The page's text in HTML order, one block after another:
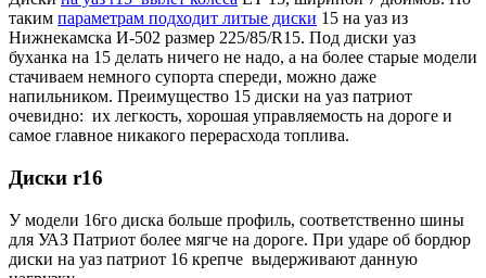
таким параметрам подходит литые диски 15 на уаз из
Нижнекамска И-502 размер 225/85/R15. Под диски уаз
буханка на 15 делать ничего не надо, а на более старые модели
стачиваем немного супорта спереди, можно даже
напильником. Преимущество 15 диски на уаз патриот
очевидно: их легкость, хорошая управляемость на дороге и
самое главное никакого перерасхода топлива.
Диски r16
У модели 16го диска больше профиль, соответственно шины
для УАЗ Патриот более мягче на дороге. При ударе об бордюр
диски на уаз патриот 16 крепче выдерживают данную